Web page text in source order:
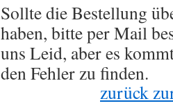
Sollte die Bestellung
haben, bitte per Mail
uns Leid, aber es
den Fehler zu finden.
zurück